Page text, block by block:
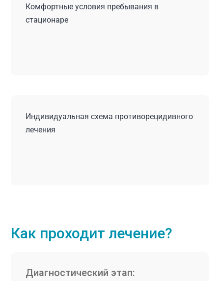
Комфортные условия пребывания в
стационаре
Индивидуальная схема противорецидивного
лечения
Как проходит лечение?
Диагностический этап: